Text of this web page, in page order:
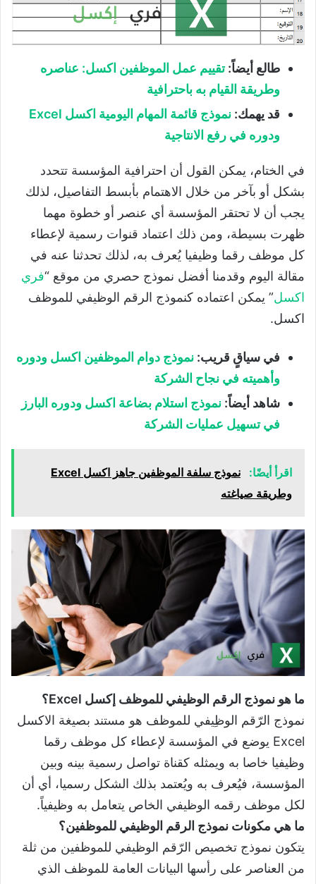
طالع أيضاً:تقييم عمل الموظفين اكسل: عناصره
وطريقة القيام به باحترافية
قد يهمك:
نموذج قائمة المهام اليومية اكسل Excel
ودوره في رفع الانتاجية
في الختام، يمكن القول أن احترافية المؤسسة تتحدد
بشكل أو بآخر من خلال الاهتمام بأبسط التفاصيل، لذلك
يجب أن لا تحتقر المؤسسة أي عنصر أو خطوة مهما
ظهرت بسيطة، ومن ذلك اعتماد قنوات رسمية لإعطاء
كل موظف رقما وظيفيا يُعرف به، لذلك تحدثنا عنه في
مقالة اليوم وقدمنا أفضل نموذج حصري من موقع “فري
اكسل” يمكن اعتماده كنموذج الرقم الوظيفي للموظف
اكسل.
في سياقٍ قريب: نموذج دوام الموظفين اكسل ودوره
وأهميته في نجاح الشركة
شاهد أيضاً: نموذج استلام بضاعة اكسل ودوره البارز
في تسهيل عمليات الشركة
اقرأ أيضًا:
نموذج سلفة الموظفين جاهز اكسل Excel
وطريقة صياغته
ما هو نموذج الرقم الوظيفي للموظف إكسل Excel؟
نموذج الرّقم الوظِيفي للموظف هو مستند بصيغة الاكسل
Excel يوضع في المؤسسة لإعطاء كل موظف رقما
وظيفيا خاصا به ويمثله كقناة تواصل رسمية بينه وبين
المؤسسة، فيُعرف به ويُعتمد بذلك الشكل رسميا، أي أن
لكل موظف رقمه الوظيفي الخاص يتعامل به وظيفياً.
ما هي مكونات نموذج الرقم الوظيفي للموظفين؟
يتكون نموذج تخصيص الرّقم الوظيفي للموظفين من ثلة
من العناصر على رأسها البيانات العامة للموظف الذي